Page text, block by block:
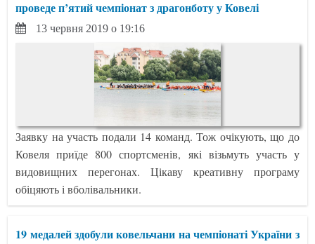
проведе п’ятий чемпіонат з драгонботу у Ковелі
13 червня 2019 о 19:16
Заявку на участь подали 14 команд. Тож очікують, що до
Ковеля приїде 800 спортсменів, які візьмуть участь у
видовищних перегонах. Цікаву креативну програму
обіцяють і вболівальники.
19 медалей здобули ковельчани на чемпіонаті України з